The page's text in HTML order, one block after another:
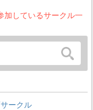
加しているサークル一
ークル